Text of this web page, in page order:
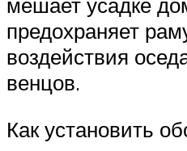
предохраняет
воздействия
венцов.
Как установить